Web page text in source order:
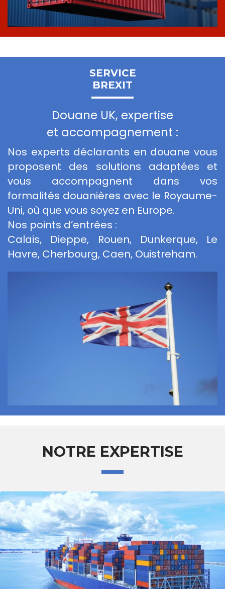
SERVICE
BREXIT
Douane UK, expertise
et accompagnement :
Nos experts déclarants en douane vous
proposent des solutions adaptées et
vous accompagnent dans vos
formalités douanières avec le Royaume-
Uni, où que vous soyez en Europe.
Nos points d’entrées :
Calais, Dieppe, Rouen, Dunkerque, Le
Havre, Cherbourg, Caen, Ouistreham.
NOTRE EXPERTISE